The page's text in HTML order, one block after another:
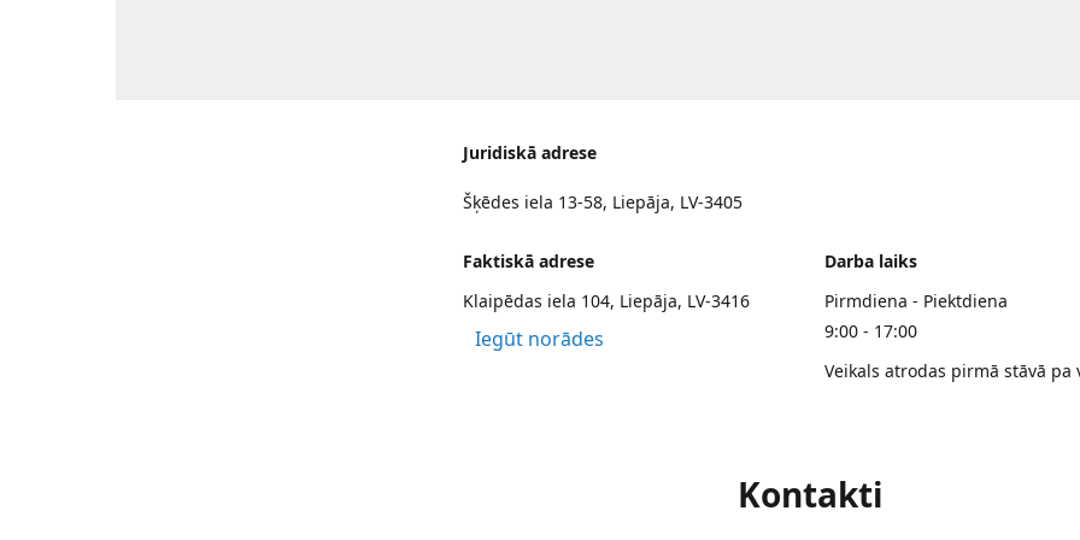
Juridiskā adrese
Šķēdes iela 13-58, Liepāja, LV-3405
Faktiskā adrese
Klaipēdas iela 104, Liepāja, LV-3416
Iegūt norādes
Darba laiks
Pirmdiena - Piektdiena
9:00 - 17:00
Veikals atrodas pirmā stāvā pa
Kontakti